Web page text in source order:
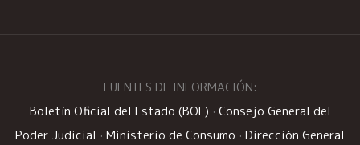
FUENTES DE INFORMACIÓN:
Boletín Oficial del Estado (BOE) · Consejo General del
Poder Judicial · Ministerio de Consumo · Dirección General